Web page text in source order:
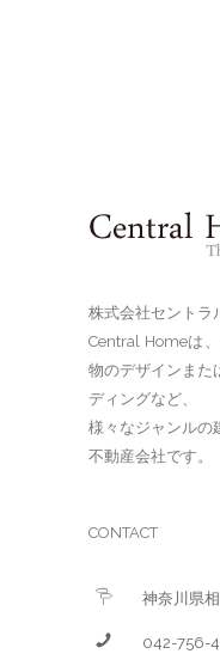
株式会社セントラ
Central Homeは
物のデザインまた
ディングなど、
様々なジャンルの
不動産会社です。
CONTACT
神奈川県
042-756-